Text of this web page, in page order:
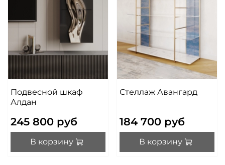
Подвесной шкаф
Алдан
245 800 руб
В корзину
Стеллаж Авангард
184 700 руб
В корзину